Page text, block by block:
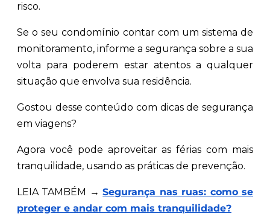
risco.
Se o seu condomínio contar com um sistema de
monitoramento, informe a segurança sobre a sua
volta para poderem estar atentos a qualquer
situação que envolva sua residência.
Gostou desse conteúdo com dicas de segurança
em viagens?
Agora você pode aproveitar as férias com mais
tranquilidade, usando as práticas de prevenção.
LEIA TAMBÉM →Segurança nas ruas: como se
proteger e andar com mais tranquilidade?